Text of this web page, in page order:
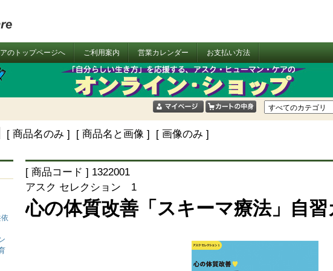
のトップページへ ご利用案内 営業カレンダー お支払い方法
[ 商品名のみ ] [ 商品名と画像 ] [ 画像のみ ]
[ 商品コード ] 1322001
アスク セレクション 1
心の体質改善「スキーマ療法」自